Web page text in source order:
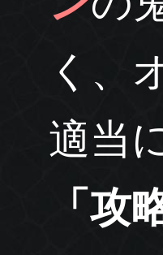
く、
適当
「攻